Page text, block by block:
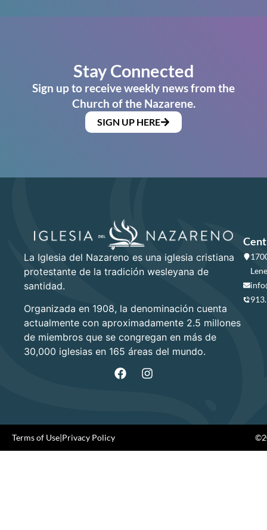
Stay Connected
Sign up to receive weekly news from the
Church of the Nazarene.
SIGN UP HERE
La Iglesia del Nazareno es una iglesia cristiana
protestante de la tradición wesleyana de
santidad.
Organizada en 1908, la denominación cuenta
actualmente con aproximadamente 2.5 millones
de miembros que se congregan en más de
30,000 iglesias en 165 áreas del mundo.
Terms of Use|Privacy Policy